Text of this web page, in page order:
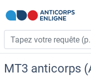
MT3 anticorps